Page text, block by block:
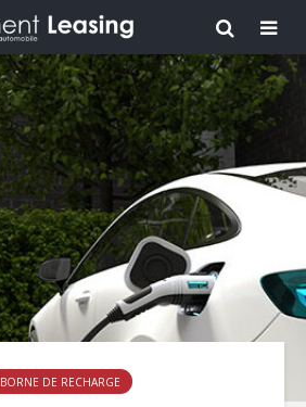
BORNE DE RECHARGE